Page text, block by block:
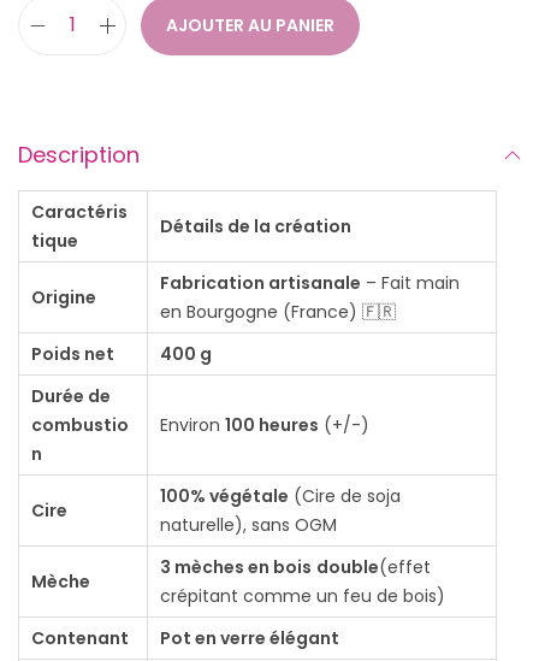
n
i
t
d
B
g
e
c
h
e
AJOUTER AU PANIER
Description
Caractéris
tique
Détails de la création
Origine
Fabrication artisanale – Fait main
en Bourgogne (France) 🇫🇷
Poids net
400 g
Durée de
combustio
n
Environ 100 heures (+/-)
Cire
100% végétale (Cire de soja
naturelle), sans OGM
Mèche
3 mèches en bois double(effet
crépitant comme un feu de bois)
Contenant
Pot en verre élégant